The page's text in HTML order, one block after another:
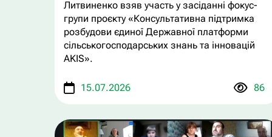
Литвиненко взяв участь у засіданні фокус-
групи проєкту «Консультативна підтримка
розбудови єдиної Державної платформи
сільськогосподарських знань та інновацій
AKIS».
15.07.2026 86